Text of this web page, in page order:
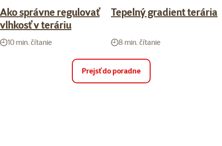
Ako správne regulovať
vlhkosť v teráriu
10 min. čítanie
Tepelný gradient terária
8 min. čítanie
Prejsť do poradne